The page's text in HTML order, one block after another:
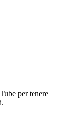
per tenere